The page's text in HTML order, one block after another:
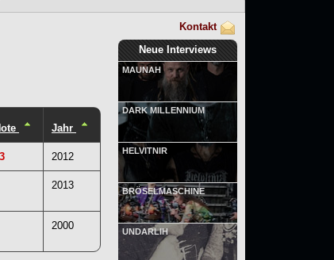
Kontakt
Neue Interviews
MAUNAH
DARK MILLENNIUM
HELVITNIR
BRÖSELMASCHINE
UNDARLIH
Jahr
2012
2013
2000